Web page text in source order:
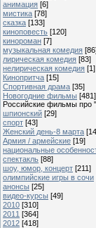
анимация [6]
мистика [78]
сказка [133]
киноповесть [120]
кинороман [7]
музыкальная комедия
лирическая комедия [83]
нелирическая комедия [1]
Кинопритча [15]
Спортивная драма [35]
Новогодние фильмы [481]
Российские фильмы про
шпионский [29]
спорт [43]
Женский день-8 марта
Армия / армейские [19]
национальные
спектакль [88]
шоу, юмор, концерт [211]
олимпийские игры в сочи
анонсы [25]
видео-курсы [49]
2010 [310]
2011 [364]
2012 [418]